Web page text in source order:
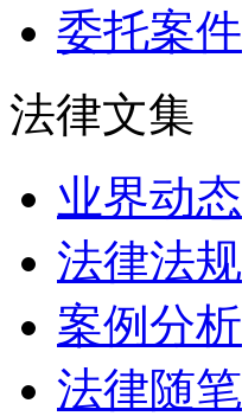
委托案件
法律文集
业界动态
法律法规
案例分析
法律随笔